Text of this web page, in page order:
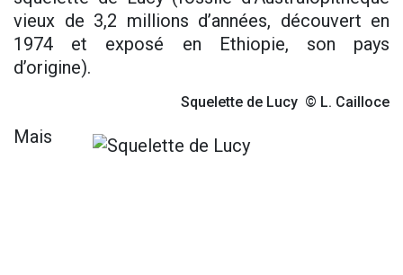
vieux de 3,2 millions d’années, découvert en
1974 et exposé en Ethiopie, son pays
d’origine).
Squelette de Lucy © L. Cailloce
Mais